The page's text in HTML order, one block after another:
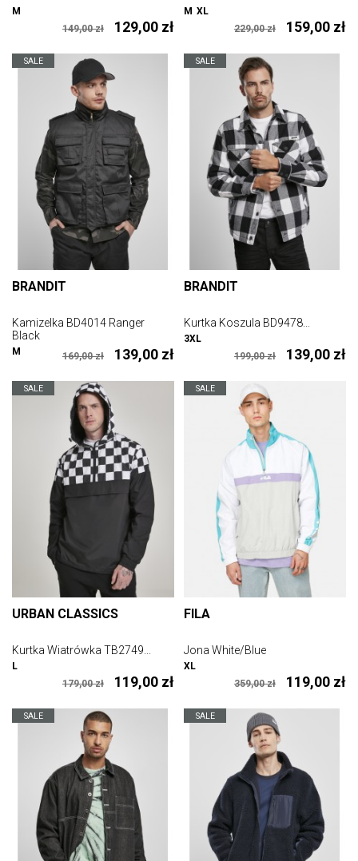
129,00 zł
149,00 zł
M
159,00 zł
229,00 zł
M XL
SALE
BRANDIT
Kamizelka BD4014 Ranger
Black
139,00 zł
169,00 zł
M
SALE
BRANDIT
Kurtka Koszula BD9478...
139,00 zł
199,00 zł
3XL
SALE
URBAN CLASSICS
Kurtka Wiatrówka TB2749...
119,00 zł
179,00 zł
L
SALE
FILA
Jona White/Blue
119,00 zł
359,00 zł
XL
SALE SALE